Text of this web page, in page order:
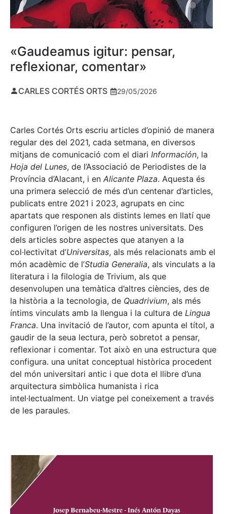
«Gaudeamus igitur: pensar,
reflexionar, comentar»
CARLES CORTÉS ORTS 29/05/2026
Carles Cortés Orts escriu articles d’opinió de manera
regular des del 2021, cada setmana, en diversos
mitjans de comunicació com el diari Información, la
Hoja del Lunes, de l’Associació de Periodistes de la
Província d’Alacant, i en Alicante Plaza. Aquesta és
una primera selecció de més d’un centenar d’articles,
publicats entre 2021 i 2023, agrupats en cinc
apartats que responen als distints lemes en llatí que
configuren l’origen de les nostres universitats. Des
dels articles sobre aspectes que atanyen a la
col·lectivitat d’Universitas, als més relacionats amb el
món acadèmic de l’Studia Generalia, als vinculats a la
literatura i la filologia de Trivium, als que
desenvolupen una temàtica d’altres ciències, des de
la història a la tecnologia, de Quadrivium, als més
íntims vinculats amb la llengua i la cultura de Lingua
Franca. Una invitació de l’autor, com apunta el títol, a
gaudir de la seua lectura, però sobretot a pensar,
reflexionar i comentar. Tot això en una estructura que
configura. una unitat conceptual històrica procedent
del món universitari antic i que dota el llibre d’una
arquitectura simbòlica humanista i rica
intel·lectualment. Un viatge pel coneixement a través
de les paraules.